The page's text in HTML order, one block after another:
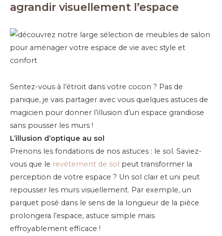
agrandir visuellement l’espace
Sentez-vous à l’étroit dans votre cocon ? Pas de
panique, je vais partager avec vous quelques astuces de
magicien pour donner l’illusion d’un espace grandiose
sans pousser les murs !
L’illusion d’optique au sol
Prenons les fondations de nos astuces : le sol. Saviez-
vous que le revêtement de sol peut transformer la
perception de votre espace ? Un sol clair et uni peut
repousser les murs visuellement. Par exemple, un
parquet posé dans le sens de la longueur de la pièce
prolongera l’espace, astuce simple mais
effroyablement efficace !